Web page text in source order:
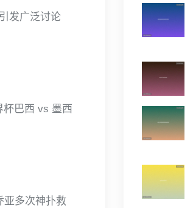
发广泛讨论
杯巴西 vs 墨西
亚多次神扑救